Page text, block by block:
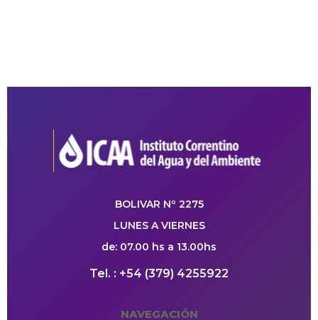
BOLIVAR Nº 2275
LUNES A VIERNES
de: 07.00 hs a 13.00hs
Tel. : +54 (379) 4255922
NAVEGACIÓN